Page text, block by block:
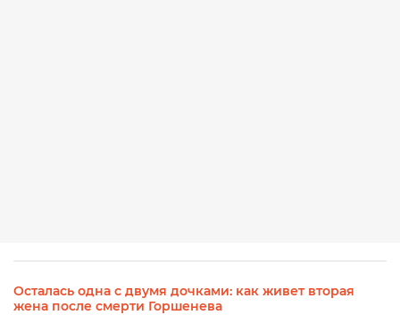
Осталась одна с двумя дочками: как живет вторая
жена после смерти Горшенева